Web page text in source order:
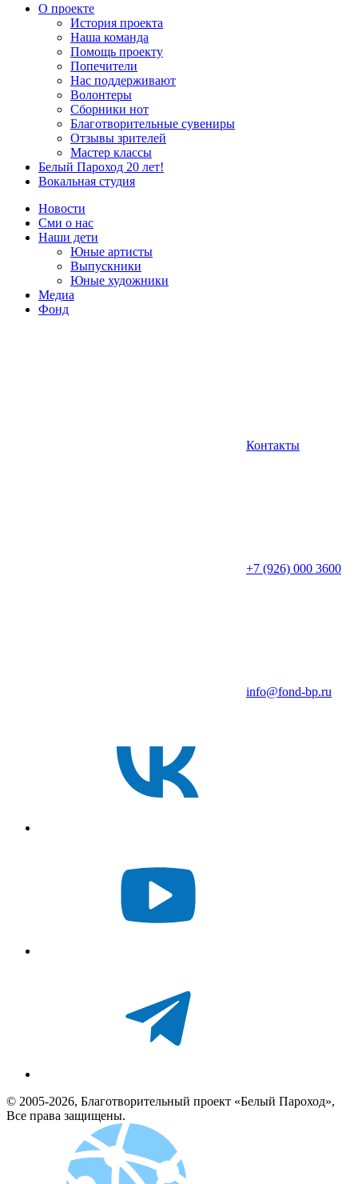
О проекте
История проекта
Наша команда
Помощь проекту
Попечители
Нас поддерживают
Волонтеры
Сборники нот
Благотворительные сувениры
Отзывы зрителей
Мастер классы
Белый Пароход 20 лет!
Вокальная студия
Новости
Сми о нас
Наши дети
Юные артисты
Выпускники
Юные художники
Медиа
Фонд
Контакты
+7 (926) 000 3600
info@fond-bp.ru
© 2005-2026, Благотворительный проект «Белый Пароход»,
Все права защищены.